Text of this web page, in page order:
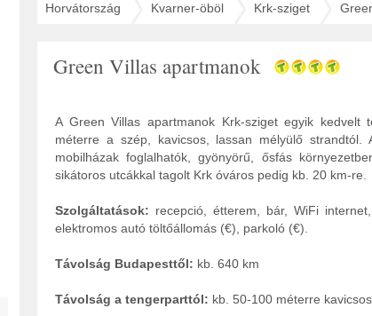
Horvátország Kvarner-öböl Krk-sziget
Green Villas apartmanok
A Green Villas apartmanok Krk-sziget egyik kedvelt
méterre a szép, kavicsos, lassan mélyülő
mobilházak foglalhatók, gyönyörű, ősfás
sikátoros utcákkal tagolt Krk óváros pedig kb. 20 km-re.
Szolgáltatások: recepció, étterem, bár, WiFi
elektromos autó töltőállomás (€), parkoló (€).
Távolság Budapesttől: kb. 640 km
Távolság a tengerparttól: kb. 50-100 méterre